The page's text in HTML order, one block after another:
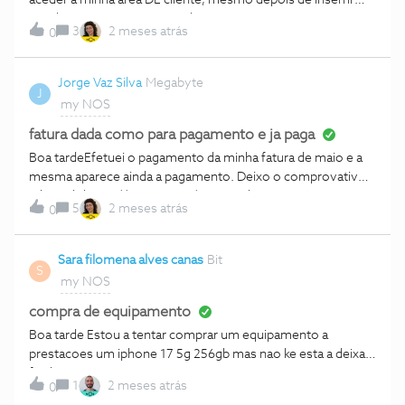
ocódigo que me enviaram, dá erro 403
0
3 2 meses atrás
J
Jorge Vaz Silva Megabyte
my NOS
fatura dada como para pagamento e ja paga
Boa tardeEfetuei o pagamento da minha fatura de maio e a
mesma aparece ainda a pagamento. Deixo o comprovativo.
Obrigadohttps://postimg.cc/m1CK5Ph5
0
5 2 meses atrás
S
Sara filomena alves canas Bit
my NOS
compra de equipamento
Boa tarde Estou a tentar comprar um equipamento a
prestacoes um iphone 17 5g 256gb mas nao ke esta a deixar
finalizar a compra Sei que estou a pagar outro equipamento a
prestacoes mas o plafond que tenho chega para a compra
0 1 2 meses atrás